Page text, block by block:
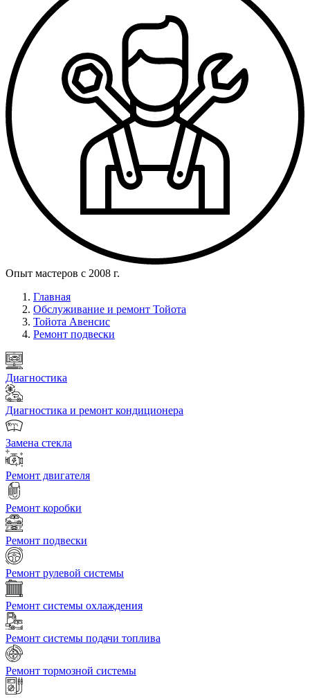
Опыт мастеров с 2008 г.
Главная
Обслуживание и ремонт Тойота
Тойота Авенсис
Ремонт подвески
Диагностика
Диагностика и ремонт кондиционера
Замена стекла
Ремонт двигателя
Ремонт коробки
Ремонт подвески
Ремонт рулевой системы
Ремонт системы охлаждения
Ремонт системы подачи топлива
Ремонт тормозной системы